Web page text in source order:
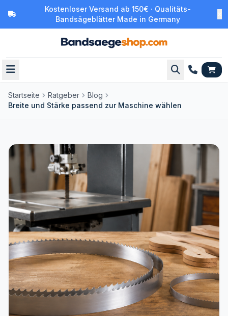
Kostenloser Versand ab 150€ · Qualitäts-
Bandsägeblätter Made in Germany
Startseite Ratgeber
Blog
Breite und Stärke passend zur Maschine wählen